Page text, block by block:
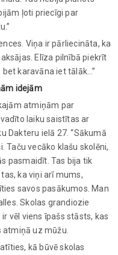
ļoti priecīgi par
Viņa ir pārliecināta, ka
Elīza pilnībā piekrīt
bet karavāna iet tālāk…”
idejām
atmiņām par
laiku saistītas ar
Dakteru ielā 27. “Sākumā
Taču vecāko klašu skolēni,
pasmaidīt. Tas bija tik
ka viņi arī mums,
savos pasākumos. Man
Skolas grandiozie
vēl viens īpašs stāsts, kas
uz mūžu.
kā būvē skolas